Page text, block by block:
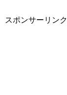
スポンサーリンク